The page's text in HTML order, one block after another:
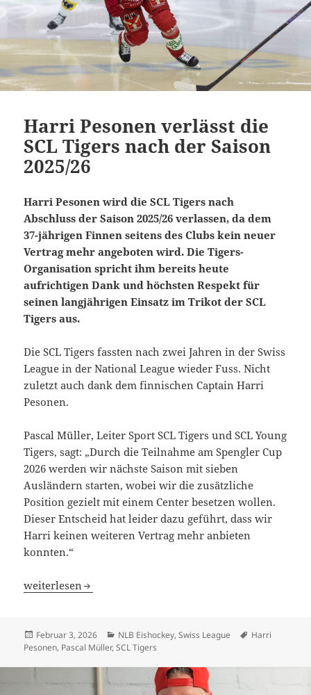
Harri Pesonen verlässt die
SCL Tigers nach der Saison
2025/26
Harri Pesonen wird die SCL Tigers nach
Abschluss der Saison 2025/26 verlassen, da dem
37-jährigen Finnen seitens des Clubs kein neuer
Vertrag mehr angeboten wird. Die Tigers-
Organisation spricht ihm bereits heute
aufrichtigen Dank und höchsten Respekt für
seinen langjährigen Einsatz im Trikot der SCL
Tigers aus.
Die SCL Tigers fassten nach zwei Jahren in der Swiss
League in der National League wieder Fuss. Nicht
zuletzt auch dank dem finnischen Captain Harri
Pesonen.
Pascal Müller, Leiter Sport SCL Tigers und SCL Young
Tigers, sagt: „Durch die Teilnahme am Spengler Cup
2026 werden wir nächste Saison mit sieben
Ausländern starten, wobei wir die zusätzliche
Position gezielt mit einem Center besetzen wollen.
Dieser Entscheid hat leider dazu geführt, dass wir
Harri keinen weiteren Vertrag mehr anbieten
konnten.“
Harri Pesonen verlässt die SCL Tigers nach der Saison
weiterlesen
Veröffentlicht
am
Februar 3, 2026 Kategorien
NLB Eishockey,Swiss League Schlagwörter
Harri
Pesonen, Pascal Müller,SCL Tigers